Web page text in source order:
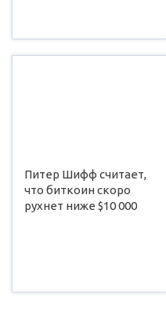
Питер Шифф считает,
что биткоин скоро
рухнет ниже $10 000